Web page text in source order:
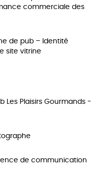
commerciale des
de pub – Identité
site vitrine
Les Plaisirs Gourmands -
de communication